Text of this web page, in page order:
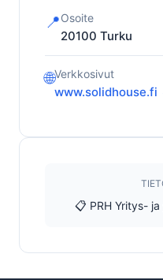
📍Osoite
20100 Turku
🌐Verkkosivut
www.solidhouse.fi
📋 PRH Yritys-